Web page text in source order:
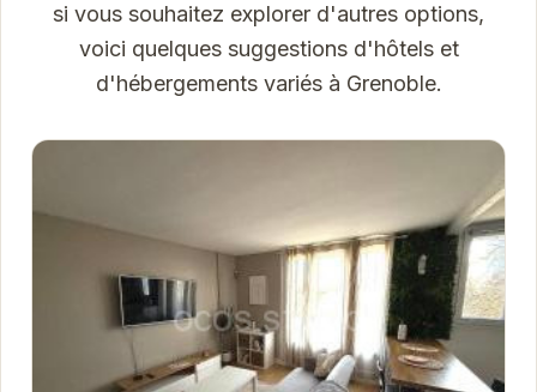
si vous souhaitez explorer d'autres options,
voici quelques suggestions d'hôtels et
d'hébergements variés à Grenoble.